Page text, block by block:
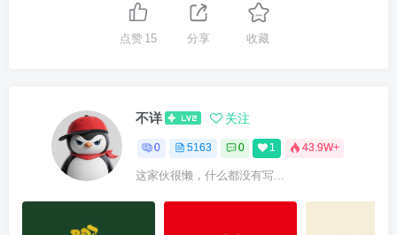
点赞 15 分享 收藏
不详 关注
0 5163 0 1 43.9W+
这家伙很懒，什么都没有写...